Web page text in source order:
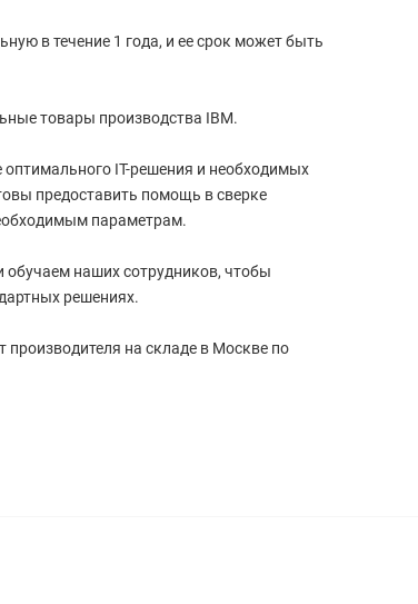
в течение 1 года, и ее срок может быть
товары производства IBM.
IT-решения и необходимых
предоставить помощь в сверке
параметрам.
наших сотрудников, чтобы
решениях.
производителя на складе в Москве по